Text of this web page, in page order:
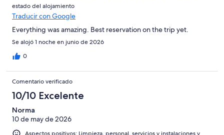
estado del alojamiento
Traducir con Google
Everything was amazing. Best reservation on the trip yet.
Se alojó 1 noche en junio de 2026
0
Comentario verificado
10/10 Excelente
Norma
10 de may de 2026